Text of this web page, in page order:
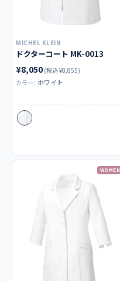
MICHEL KLEIN
ドクターコート MK-0013
¥8,050 (税込 ¥8,855)
カラー: ホワイト
WOMEN